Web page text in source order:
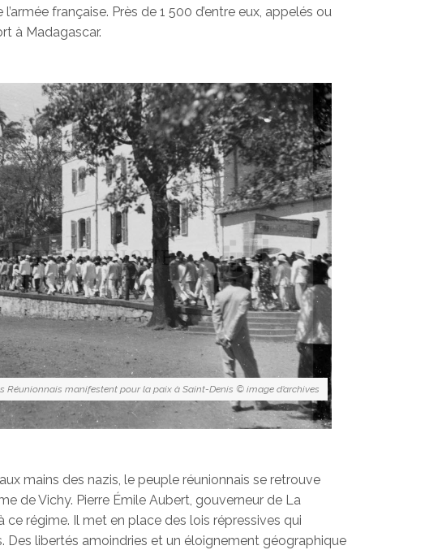
française. Près de 1 500 d’entre eux, appelés ou
à Madagascar.
Réunionnais manifestent pour la paix à Saint-Denis © image d’archives
mains des nazis, le peuple réunionnais se retrouve
de Vichy. Pierre Émile Aubert, gouverneur de La
ce régime. Il met en place des lois répressives qui
Des libertés amoindries et un éloignement géographique